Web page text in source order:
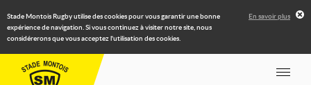
Stade Montois Rugby utilise des cookies pour vous garantir une bonne
expérience de navigation. Si vous continuez à visiter notre site, nous
considérerons que vous acceptez l'utilisation des cookies.
En savoir plus